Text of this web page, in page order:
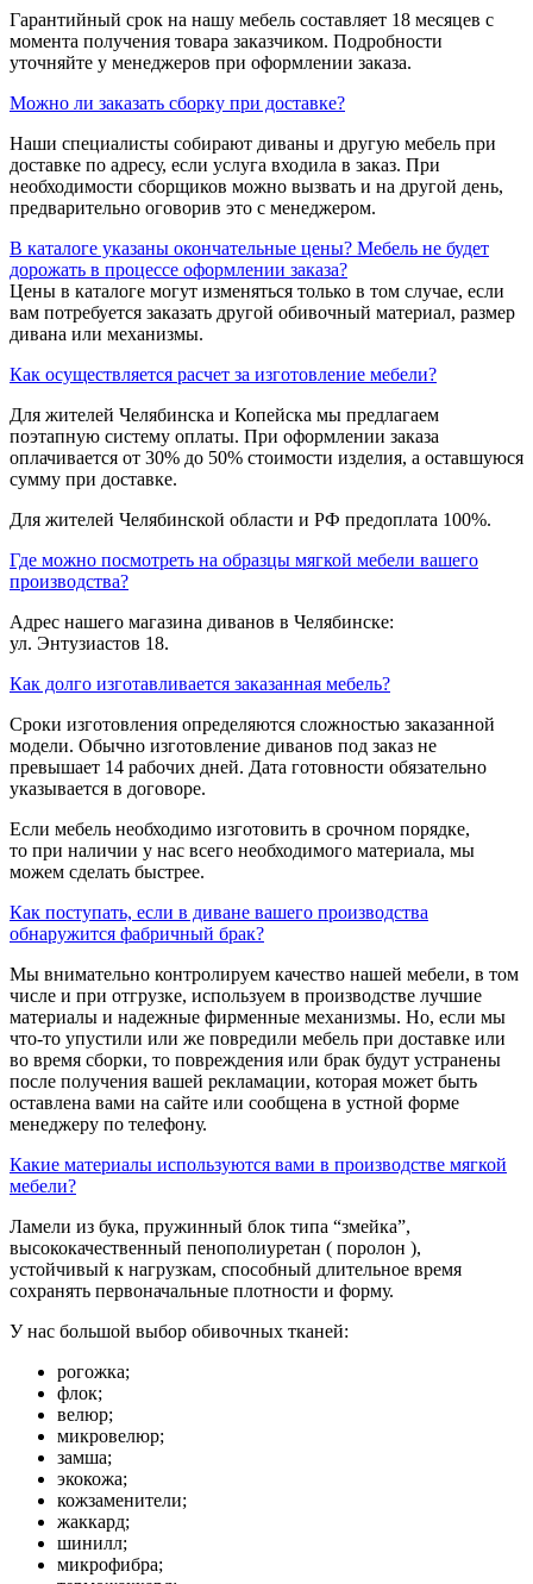
Гарантийный срок на нашу мебель составляет 18 месяцев с
момента получения товара заказчиком. Подробности
уточняйте у менеджеров при оформлении заказа.
Можно ли заказать сборку при доставке?
Наши специалисты собирают диваны и другую мебель при
доставке по адресу, если услуга входила в заказ. При
необходимости сборщиков можно вызвать и на другой день,
предварительно оговорив это с менеджером.
В каталоге указаны окончательные цены? Мебель не будет
дорожать в процессе оформлении заказа?
Цены в каталоге могут изменяться только в том случае, если
вам потребуется заказать другой обивочный материал, размер
дивана или механизмы.
Как осуществляется расчет за изготовление мебели?
Для жителей Челябинска и Копейска мы предлагаем
поэтапную систему оплаты. При оформлении заказа
оплачивается от 30% до 50% стоимости изделия, а оставшуюся
сумму при доставке.
Для жителей Челябинской области и РФ предоплата 100%.
Где можно посмотреть на образцы мягкой мебели вашего
производства?
Адрес нашего магазина диванов в Челябинске:
ул. Энтузиастов 18.
Как долго изготавливается заказанная мебель?
Сроки изготовления определяются сложностью заказанной
модели. Обычно изготовление диванов под заказ не
превышает 14 рабочих дней. Дата готовности обязательно
указывается в договоре.
Если мебель необходимо изготовить в срочном порядке,
то при наличии у нас всего необходимого материала, мы
можем сделать быстрее.
Как поступать, если в диване вашего производства
обнаружится фабричный брак?
Мы внимательно контролируем качество нашей мебели, в том
числе и при отгрузке, используем в производстве лучшие
материалы и надежные фирменные механизмы. Но, если мы
что-то упустили или же повредили мебель при доставке или
во время сборки, то повреждения или брак будут устранены
после получения вашей рекламации, которая может быть
оставлена вами на сайте или сообщена в устной форме
менеджеру по телефону.
Какие материалы используются вами в производстве мягкой
мебели?
Ламели из бука, пружинный блок типа “змейка”,
высококачественный пенополиуретан ( поролон ),
устойчивый к нагрузкам, способный длительное время
сохранять первоначальные плотности и форму.
У нас большой выбор обивочных тканей:
рогожка;
флок;
велюр;
микровелюр;
замша;
экокожа;
кожзаменители;
жаккард;
шинилл;
микрофибра;